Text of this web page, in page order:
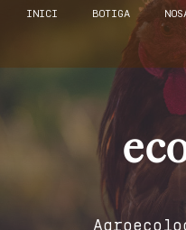
INICI BOTIGA